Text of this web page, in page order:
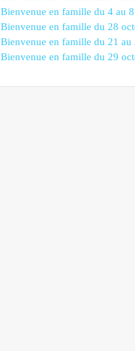
Bienvenue en famille du 4 au
Bienvenue en famille du 28
Bienvenue en famille du 21
Bienvenue en famille du 29